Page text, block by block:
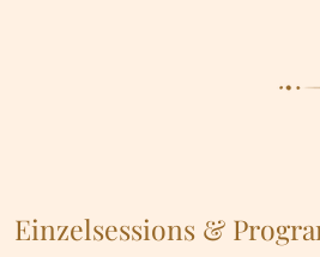
Einzelsessions &